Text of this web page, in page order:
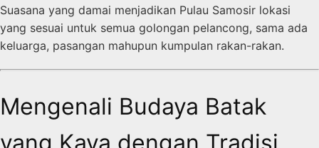
Suasana yang damai menjadikan Pulau Samosir lokasi
yang sesuai untuk semua golongan pelancong, sama ada
keluarga, pasangan mahupun kumpulan rakan-rakan.
Mengenali Budaya Batak